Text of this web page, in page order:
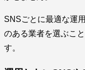
SNSごとに最適な運
のある業者を選ぶこ
す。